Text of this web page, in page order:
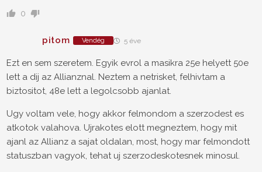
0
pitom Vendég 5 éve
Ezt en sem szeretem. Egyik evrol a masikra 25e helyett 50e
lett a dij az Allianznal. Neztem a netrisket, felhivtam a
biztositot, 48e lett a legolcsobb ajanlat.
Ugy voltam vele, hogy akkor felmondom a szerzodest es
atkotok valahova. Ujrakotes elott megneztem, hogy mit
ajanl az Allianz a sajat oldalan, most, hogy mar felmondott
statuszban vagyok, tehat uj szerzodeskotesnek minosul.